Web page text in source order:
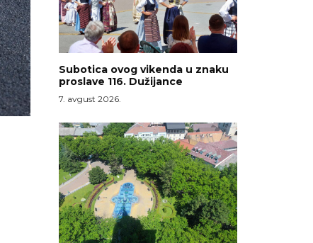
Subotica ovog vikenda u znaku
proslave 116. Dužijance
7. avgust 2026.